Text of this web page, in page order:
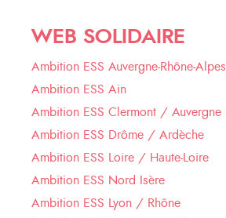
WEB SOLIDAIRE
Ambition ESS Auvergne-Rhône-Alpes
Ambition ESS Ain
Ambition ESS Clermont / Auvergne
Ambition ESS Drôme / Ardèche
Ambition ESS Loire / Haute-Loire
Ambition ESS Nord Isère
Ambition ESS Lyon / Rhône